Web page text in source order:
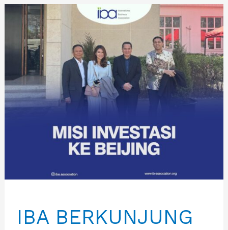
RAKERNAS
APKASI
TAHUN
2026
BERSAMA
PARA
INVESTOR
IBA BERKUNJUNG